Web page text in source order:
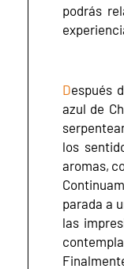
podrás
Después
azul de
los
aromas,
parada a
las